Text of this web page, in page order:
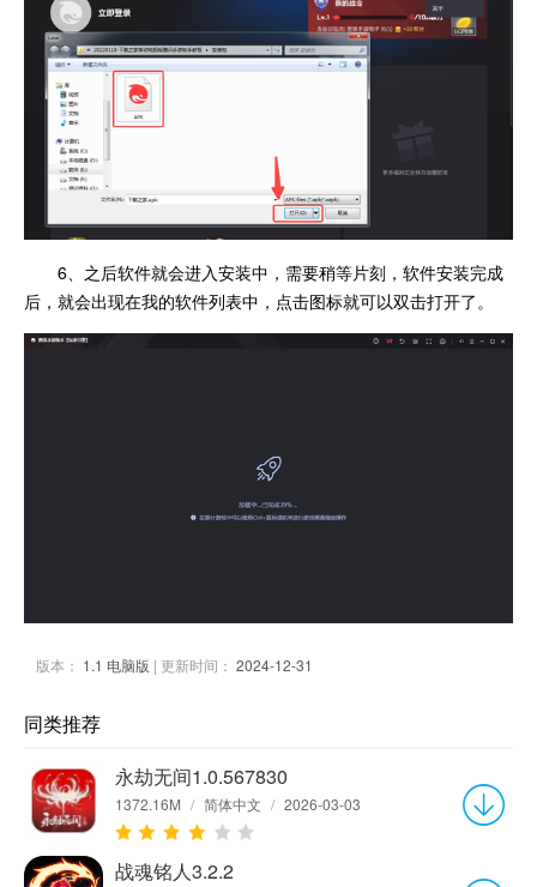
6、之后软件就会进入安装中，需要稍等片刻，软件安装完成
后，就会出现在我的软件列表中，点击图标就可以双击打开了。
版本： 1.1 电脑版 | 更新时间： 2024-12-31
同类推荐
永劫无间1.0.567830
1372.16M / 简体中文 / 2026-03-03
战魂铭人3.2.2